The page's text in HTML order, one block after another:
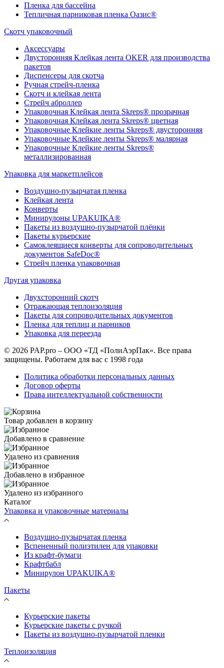
Пленка для бассейна
Тепличная парниковая пленка Оазис®
Скотч упаковочный
Аксессуары
Двусторонняя Клейкая лента OKER для производства
пакетов
Диспенсеры для скотча
Ручная стрейч-пленка
Скотч и клейкая лента
Стрейч аброллер
Упаковочная Клейкая лента Skreps® прозрачная
Упаковочная Клейкая лента Skreps® цветная
Упаковочные Клейкие ленты Skreps® двусторонняя
Упаковочные Клейкие ленты Skreps® малярная
Упаковочные Клейкие ленты Skreps®
металлизированная
Упаковка для маркетплейсов
Воздушно-пузырчатая пленка
Клейкая лента
Конверты
Минирулоны UPAKUIKA®
Пакеты из воздушно-пузырчатой плёнки
Пакеты курьерские
Самоклеящиеся конверты для сопроводительных
документов SafeDoc®
Стрейч пленка упаковочная
Другая упаковка
Двухсторонний скотч
Отражающая теплоизоляция
Пакеты для сопроводительных документов
Пленка для теплиц и парников
Упаковка для переезда
© 2026 PAP.pro – ООО «ТД «ПолиАэрПак». Все права
защищены. Работаем для вас с 1998 года
Политика обработки персональных данных
Договор оферты
Права интеллектуальной собственности
Товар добавлен в корзину
Добавлено в сравнение
Удалено из сравнения
Добавлено в избранное
Удалено из избранного
Каталог
Упаковка и упаковочные материалы
Воздушно-пузырчатая пленка
Вспененный полиэтилен для упаковки
Из крафт-бумаги
Крафтбабл
Минирулон UPAKUIKA®
Пакеты
Курьерские пакеты
Курьерские пакеты с ручкой
Пакеты из воздушно-пузырчатой пленки
Теплоизоляция